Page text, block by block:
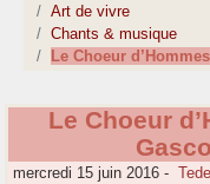
Art de vivre
Chants & musique
Le Choeur
Le Choeur
mercredi 15 juin 2016 -